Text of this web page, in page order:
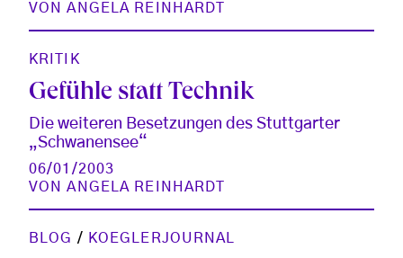
VONANGELA REINHARDT
KRITIK
Gefühle statt Technik
Die weiteren Besetzungen des Stuttgarter
„Schwanensee“
06/01/2003
VONANGELA REINHARDT
BLOG / KOEGLERJOURNAL